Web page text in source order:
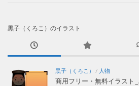
黒子（くろこ）のイラスト
黒子（くろこ） / 人物
商用フリー・無料イラスト